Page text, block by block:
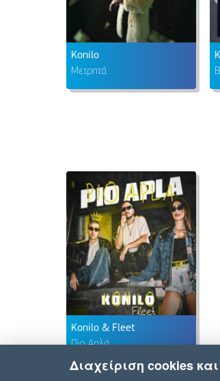
Konilo
Μετρητά
Konilo & Fleet
Πιο Απλά
Διαχείριση cookies